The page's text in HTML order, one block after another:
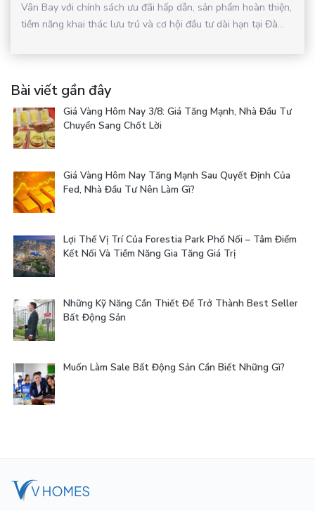
Vân Bay với chính sách ưu đãi hấp dẫn, sản phẩm hoàn thiện,
tiềm năng khai thác lưu trú và cơ hội đầu tư dài hạn tại Đà...
Bài viết gần đây
Giá Vàng Hôm Nay 3/8: Giá Tăng Mạnh, Nhà Đầu Tư
Chuyển Sang Chốt Lời
Giá Vàng Hôm Nay Tăng Mạnh Sau Quyết Định Của
Fed, Nhà Đầu Tư Nên Làm Gì?
Lợi Thế Vị Trí Của Forestia Park Phố Nối – Tâm Điểm
Kết Nối Và Tiềm Năng Gia Tăng Giá Trị
Những Kỹ Năng Cần Thiết Để Trở Thành Best Seller
Bất Động Sản
Muốn Làm Sale Bất Động Sản Cần Biết Những Gì?